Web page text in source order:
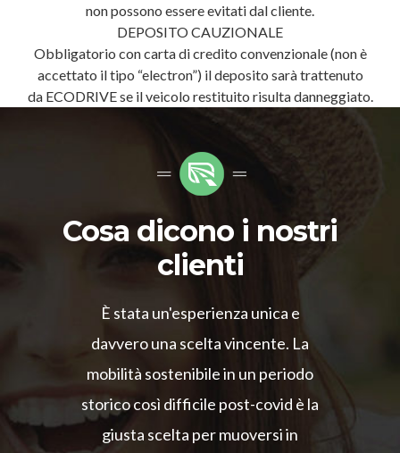
non possono essere evitati dal cliente.
DEPOSITO CAUZIONALE
Obbligatorio con carta di credito convenzionale (non è
accettato il tipo “electron”) il deposito sarà trattenuto
da ECODRIVE se il veicolo restituito risulta danneggiato.
Cosa dicono i nostri
clienti
È stata un'esperienza unica e
davvero una scelta vincente. La
mobilità sostenibile in un periodo
storico così difficile post-covid è la
giusta scelta per muoversi in